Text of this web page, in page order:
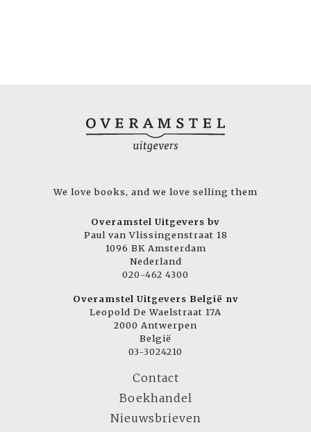
We love books, and we love selling them
Overamstel Uitgevers bv
Paul van Vlissingenstraat 18
1096 BK Amsterdam
Nederland
020-462 4300
Overamstel Uitgevers België nv
Leopold De Waelstraat 17A
2000 Antwerpen
België
03-3024210
Contact
Boekhandel
Nieuwsbrieven